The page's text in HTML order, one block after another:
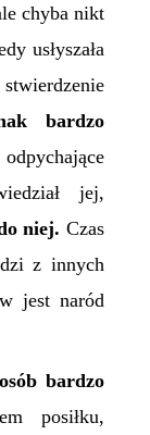
chyba nikt
usłyszała
bardzo
jej,
niej.Czas
z innych
jest naród
bardzo
posiłku,